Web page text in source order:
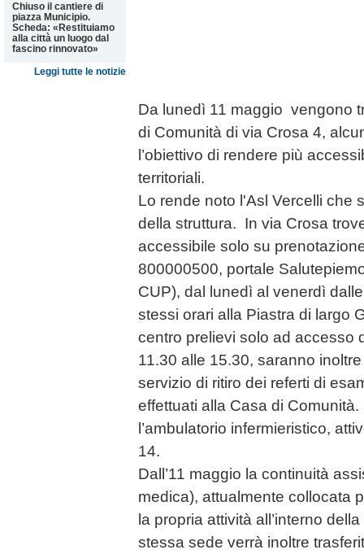
Chiuso il cantiere di
piazza Municipio.
Scheda: «Restituiamo
alla città un luogo dal
fascino rinnovato»
Leggi tutte le notizie
Da lunedì 11 maggio vengono
di Comunità di via Crosa 4,
l’obiettivo di rendere più
territoriali.
Lo rende noto l'Asl Vercelli che
della struttura. In via Crosa
accessibile solo su
800000500, portale
CUP), dal lunedì al venerdì
stessi orari alla Piastra di largo
centro prelievi solo ad accesso
11.30 alle 15.30, saranno
servizio di ritiro dei referti di
effettuati alla Casa di
l’ambulatorio infermieristico,
14.
Dall’11 maggio la continuità
medica), attualmente collocata
la propria attività all’interno
stessa sede verrà inoltre